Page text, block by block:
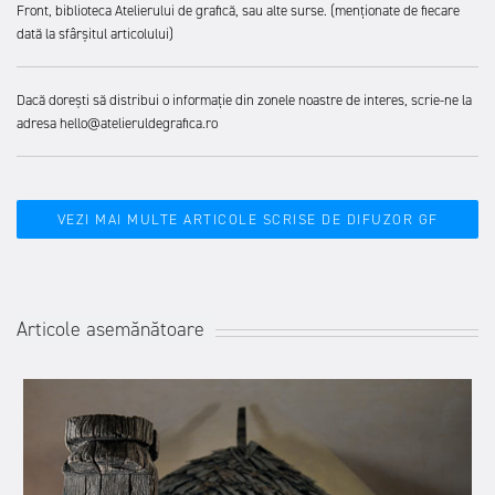
Front, biblioteca Atelierului de grafică, sau alte surse. (menționate de fiecare
dată la sfârșitul articolului)
Dacă dorești să distribui o informație din zonele noastre de interes, scrie-ne la
adresa hello@atelieruldegrafica.ro
VEZI MAI MULTE ARTICOLE SCRISE DE DIFUZOR GF
Articole asemănătoare